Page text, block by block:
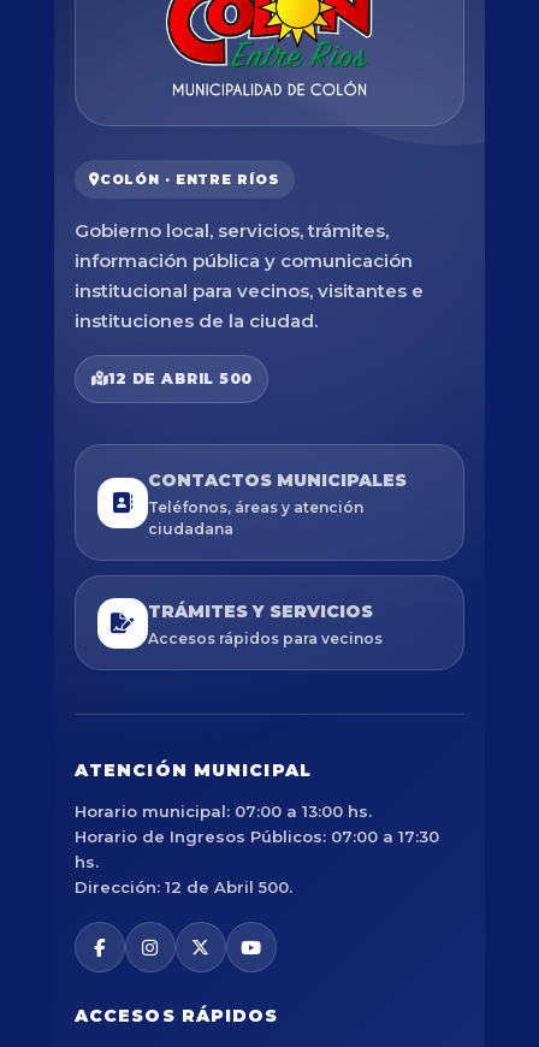
COLÓN · ENTRE RÍOS
Gobierno local, servicios, trámites,
información pública y comunicación
institucional para vecinos, visitantes e
instituciones de la ciudad.
12 DE ABRIL 500
CONTACTOS MUNICIPALES
Teléfonos, áreas y atención
ciudadana
TRÁMITES Y SERVICIOS
Accesos rápidos para vecinos
ATENCIÓN MUNICIPAL
Horario municipal: 07:00 a 13:00 hs.
Horario de Ingresos Públicos: 07:00 a 17:30
hs.
Dirección: 12 de Abril 500.
ACCESOS RÁPIDOS